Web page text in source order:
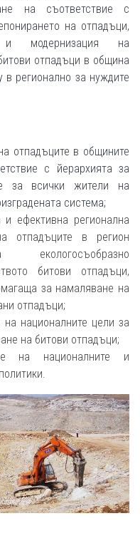
на съответствие с
на отпадъци,
и модернизация на
отпадъци в община
в регионално за нуждите
отпадъците в общините
с йерархията за
за всички жители на
система;
и ефективна регионална
отпадъците в регион
екологосъобразно
битови отпадъци,
за намаляване на
отпадъци;
националните цели за
на битови отпадъци;
на националните и